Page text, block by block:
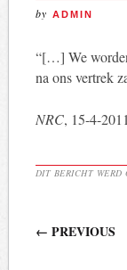
by ADMIN
“[…] We
na ons vertrek
NRC, 15-4-2011
DIT BERICHT
← PREVIOUS